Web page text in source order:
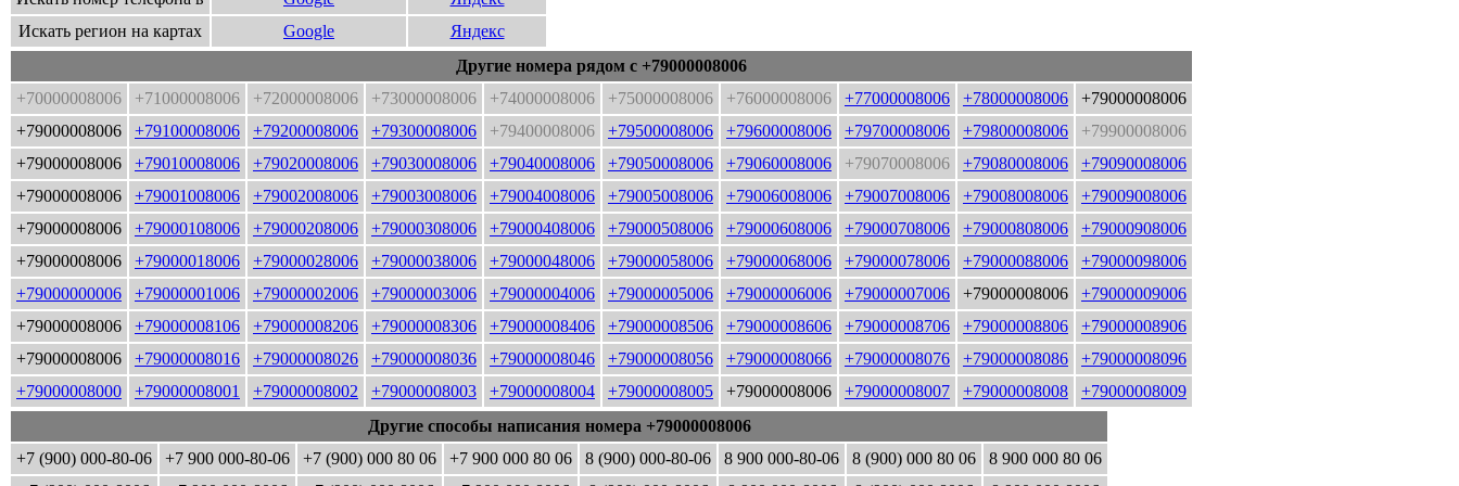
Искать регион на картах
Google
Яндекс
Другие номера рядом с +79000008006
+70000008006
+71000008006 +72000008006 +73000008006 +74000008006 +75000008006 +76000008006 +77000008006 +78000008006
+79000008006
+79000008006
+79100008006 +79200008006 +79300008006 +79400008006 +79500008006 +79600008006 +79700008006 +79800008006
+79900008006
+79000008006
+79010008006 +79020008006 +79030008006 +79040008006 +79050008006 +79060008006 +79070008006 +79080008006
+79090008006
+79000008006
+79001008006 +79002008006 +79003008006 +79004008006 +79005008006 +79006008006 +79007008006 +79008008006
+79009008006
+79000008006
+79000108006 +79000208006 +79000308006 +79000408006 +79000508006 +79000608006 +79000708006 +79000808006
+79000908006
+79000008006
+79000018006 +79000028006 +79000038006 +79000048006 +79000058006 +79000068006 +79000078006 +79000088006
+79000098006
+79000000006
+79000001006 +79000002006 +79000003006 +79000004006 +79000005006 +79000006006 +79000007006 +79000008006
+79000009006
+79000008006
+79000008106 +79000008206 +79000008306 +79000008406 +79000008506 +79000008606 +79000008706 +79000008806
+79000008906
+79000008006
+79000008016 +79000008026 +79000008036 +79000008046 +79000008056 +79000008066 +79000008076 +79000008086
+79000008096
+79000008000
+79000008001 +79000008002 +79000008003 +79000008004 +79000008005 +79000008006 +79000008007 +79000008008
+79000008009
Другие способы написания номера +79000008006
+7 (900) 000-80-06
+7 900 000-80-06 +7 (900) 000 80 06 +7 900 000 80 06 8 (900) 000-80-06 8 900 000-80-06 8 (900) 000 80 06
8 900 000 80 06